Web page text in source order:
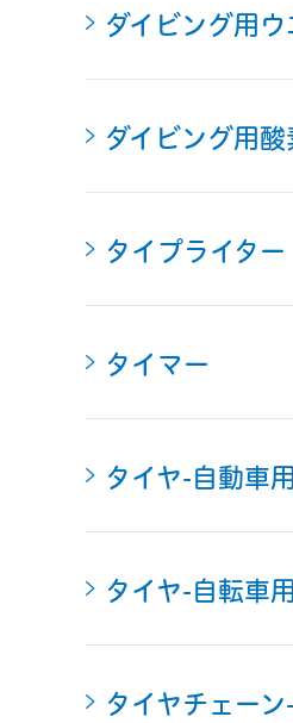
ダイビング用ウ
ダイビング用
タイプライター
タイマー
タイヤ-自動車
タイヤ-自転車用
タイヤチェー